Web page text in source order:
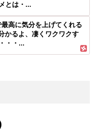
とは・...
高に気分を上げてくれる
かるよ、凄くワクワクす
・・...